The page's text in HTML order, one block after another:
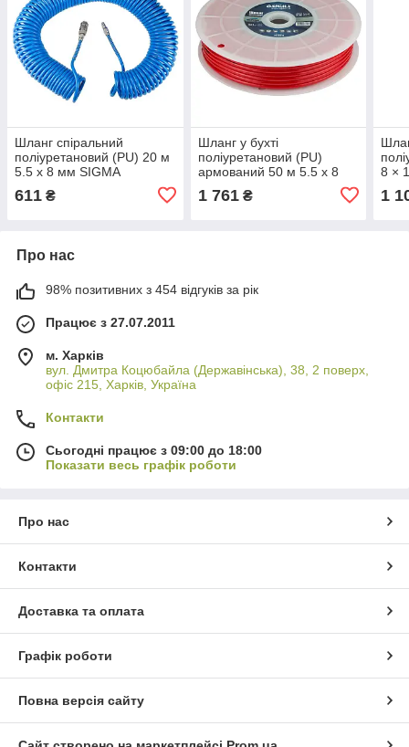
Шланг спіральний
поліуретановий (PU) 20 м
5.5 х 8 мм SIGMA
611 ₴
Шланг у бухті
поліуретановий (PU)
армований 50 м 5.5 х 8
1 761₴
8 ×
1
Про нас
98% позитивних з 454 відгуків за рік
Працює з 27.07.2011
м. Харків
вул. Дмитра Коцюбайла (Державінська), 38, 2 поверх,
офіс 215, Харків, Україна
Контакти
Сьогодні працює з 09:00 до 18:00
Показати весь графік роботи
Про нас
Контакти
Доставка та оплата
Графік роботи
Повна версія сайту